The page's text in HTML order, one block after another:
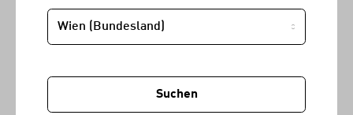
STANDORT
Suchen